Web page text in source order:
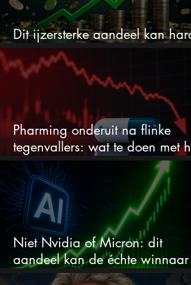
Dit ijzersterke aandeel kan hard
stijgen maar bijna niemand kijkt
Pharming onderuit na flinke
tegenvallers: wat te doen met
aandeel?
Niet Nvidia of Micron: dit
aandeel kan de échte winnaar
van de AI-race worden